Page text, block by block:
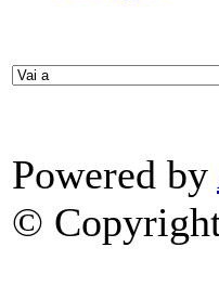
Powered by
©